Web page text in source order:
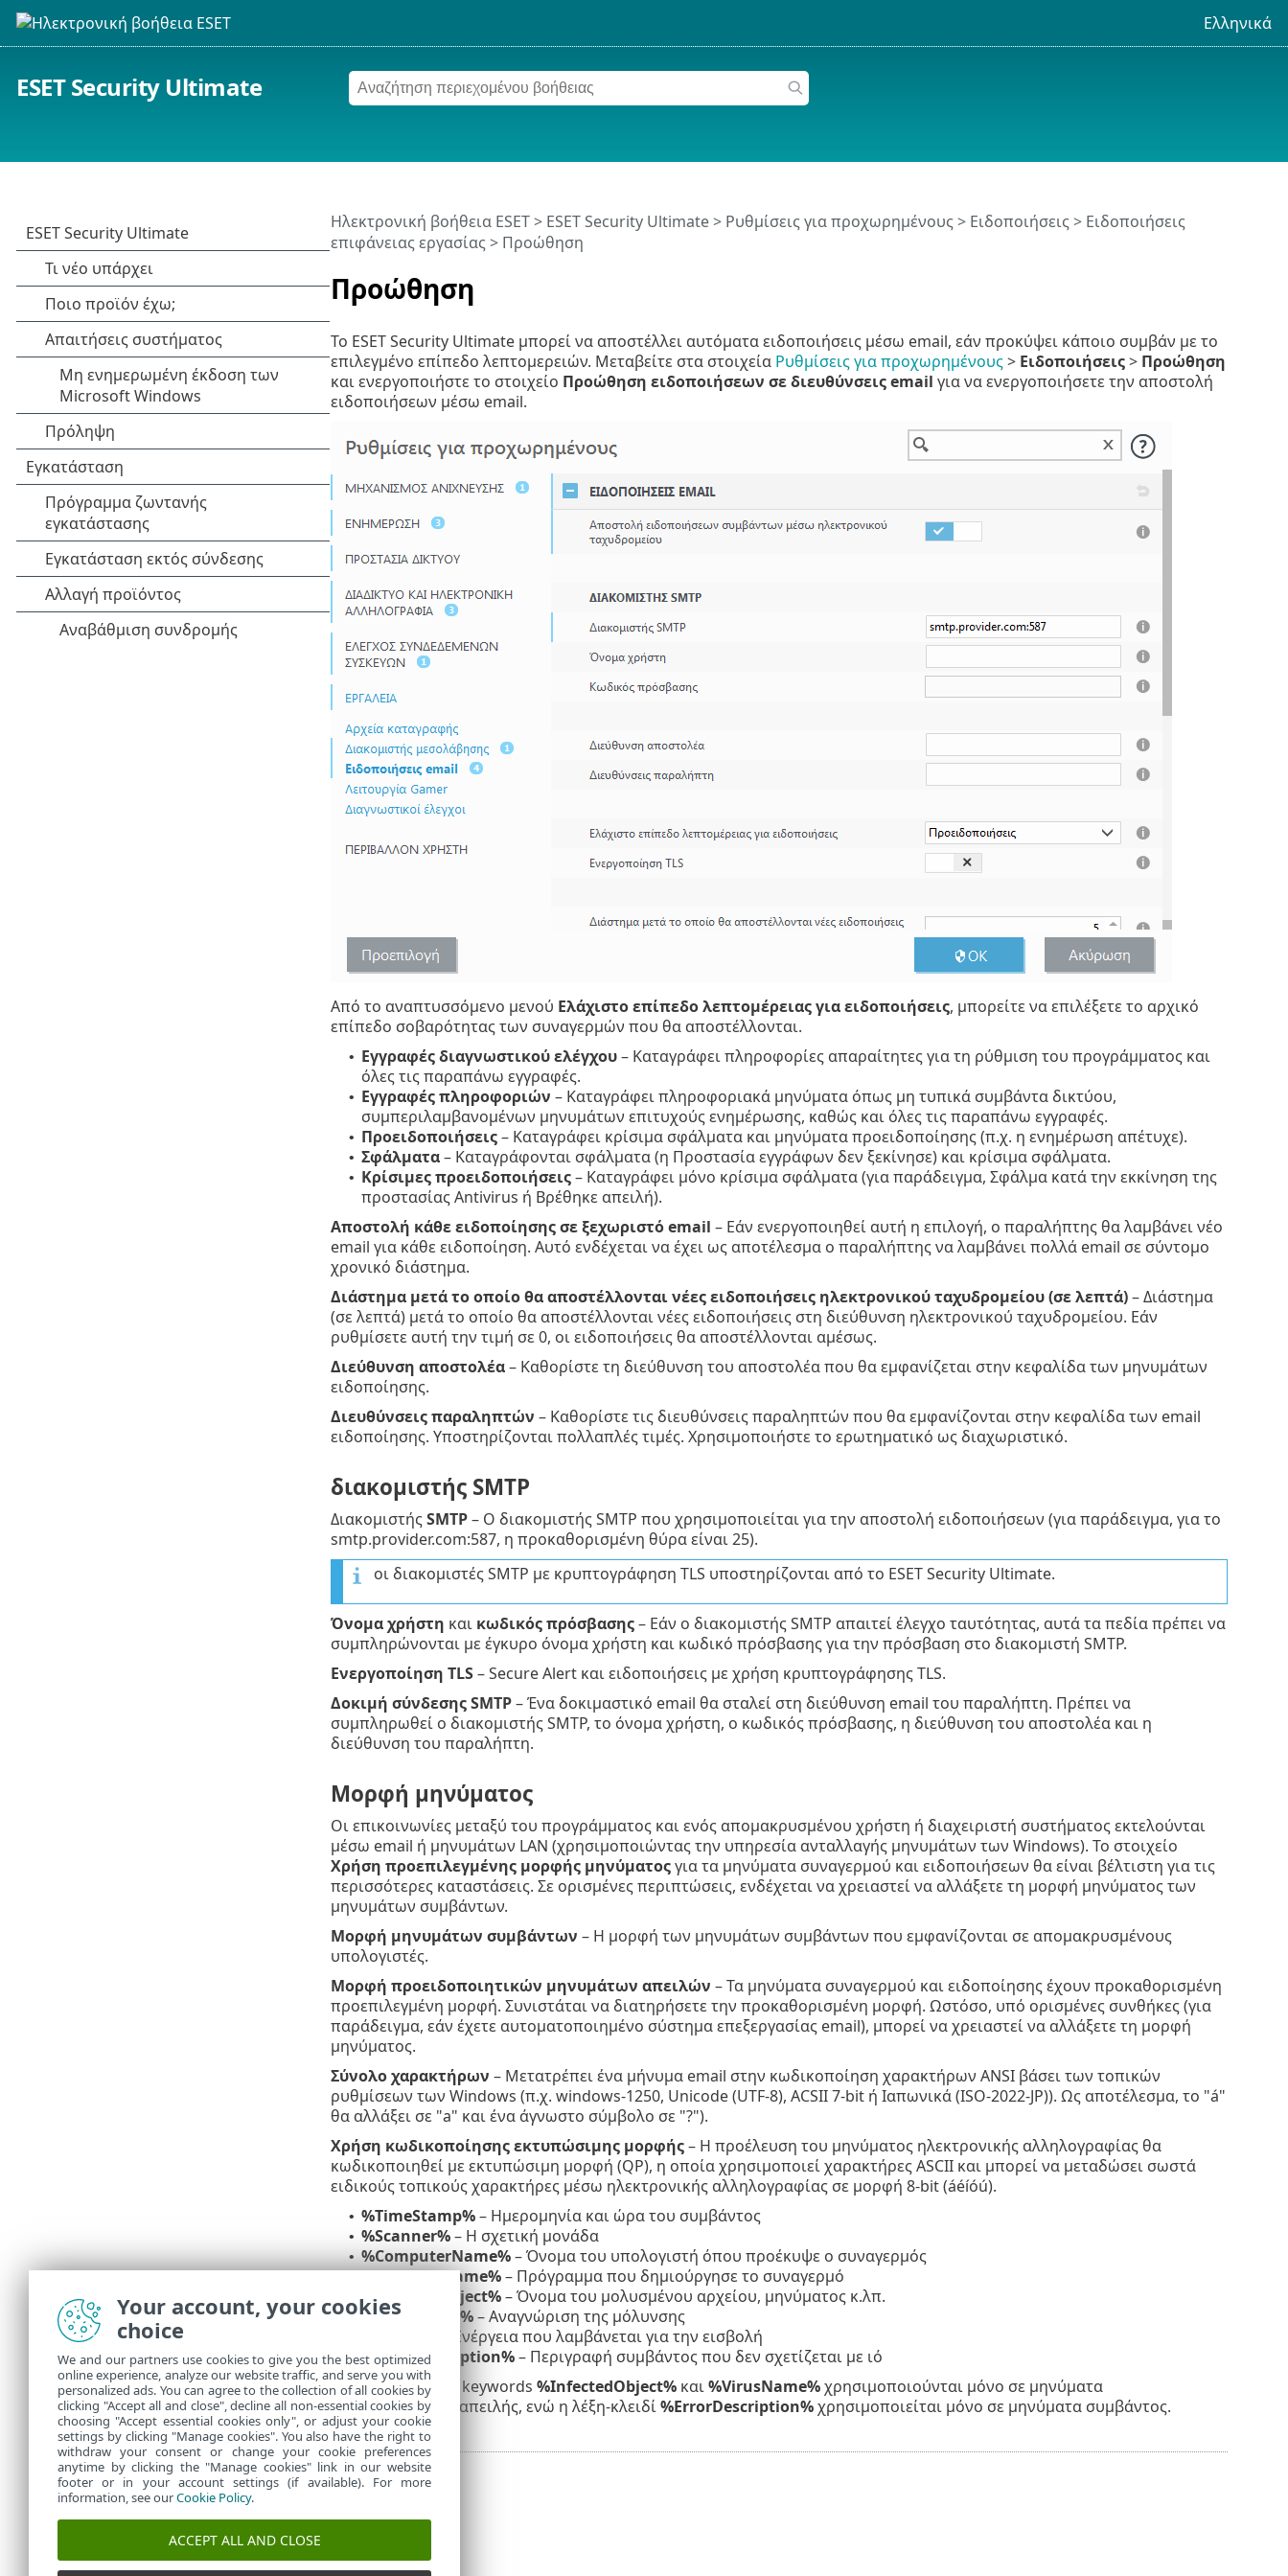
Ελληνικά
ESET Security Ultimate
Προώθηση
Ηλεκτρονική βοήθεια ESET> ESET Security Ultimate> Ρυθμίσεις για προχωρημένους> Ειδοποιήσεις> Ειδοποιήσεις
επιφάνειας εργασίας> Προώθηση
Το ESET Security Ultimate μπορεί να αποστέλλει αυτόματα ειδοποιήσεις μέσω email, εάν προκύψει κάποιο συμβάν με το
επιλεγμένο επίπεδο λεπτομερειών. Μεταβείτε στα στοιχεία Ρυθμίσεις για προχωρημένους> Ειδοποιήσεις> Προώθηση
και ενεργοποιήστε το στοιχείο Προώθηση ειδοποιήσεων σε διευθύνσεις email για να ενεργοποιήσετε την αποστολή
ειδοποιήσεων μέσω email.
Από το αναπτυσσόμενο μενού Ελάχιστο επίπεδο λεπτομέρειας για ειδοποιήσεις, μπορείτε να επιλέξετε το αρχικό
επίπεδο σοβαρότητας των συναγερμών που θα αποστέλλονται.
• Εγγραφές διαγνωστικού ελέγχου– Καταγράφει πληροφορίες απαραίτητες για τη ρύθμιση του προγράμματος και
όλες τις παραπάνω εγγραφές.
• Εγγραφές πληροφοριών – Καταγράφει πληροφοριακά μηνύματα όπως μη τυπικά συμβάντα δικτύου,
συμπεριλαμβανομένων μηνυμάτων επιτυχούς ενημέρωσης, καθώς και όλες τις παραπάνω εγγραφές.
• Προειδοποιήσεις– Καταγράφει κρίσιμα σφάλματα και μηνύματα προειδοποίησης (π.χ. η ενημέρωση απέτυχε).
• Σφάλματα– Καταγράφονται σφάλματα (η Προστασία εγγράφων δεν ξεκίνησε) και κρίσιμα σφάλματα.
• Κρίσιμες προειδοποιήσεις– Καταγράφει μόνο κρίσιμα σφάλματα (για παράδειγμα, Σφάλμα κατά την εκκίνηση της
προστασίας Antivirus ή Βρέθηκε απειλή).
Αποστολή κάθε ειδοποίησης σε ξεχωριστό email – Εάν ενεργοποιηθεί αυτή η επιλογή, ο παραλήπτης θα λαμβάνει νέο
email για κάθε ειδοποίηση. Αυτό ενδέχεται να έχει ως αποτέλεσμα ο παραλήπτης να λαμβάνει πολλά email σε σύντομο
χρονικό διάστημα.
Διάστημα μετά το οποίο θα αποστέλλονται νέες ειδοποιήσεις ηλεκτρονικού ταχυδρομείου (σε λεπτά)– Διάστημα
(σε λεπτά) μετά το οποίο θα αποστέλλονται νέες ειδοποιήσεις στη διεύθυνση ηλεκτρονικού ταχυδρομείου. Εάν
ρυθμίσετε αυτή την τιμή σε 0, οι ειδοποιήσεις θα αποστέλλονται αμέσως.
Διεύθυνση αποστολέα– Καθορίστε τη διεύθυνση του αποστολέα που θα εμφανίζεται στην κεφαλίδα των μηνυμάτων
ειδοποίησης.
Διευθύνσεις παραληπτών – Καθορίστε τις διευθύνσεις παραληπτών που θα εμφανίζονται στην κεφαλίδα των email
ειδοποίησης. Υποστηρίζονται πολλαπλές τιμές. Χρησιμοποιήστε το ερωτηματικό ως διαχωριστικό.
διακομιστής SMTP
ΔιακομιστήςSMTP– Ο διακομιστής SMTP που χρησιμοποιείται για την αποστολή ειδοποιήσεων (για παράδειγμα, για το
smtp.provider.com:587, η προκαθορισμένη θύρα είναι 25).
οι διακομιστές SMTP με κρυπτογράφηση TLS υποστηρίζονται από το ESET Security Ultimate.
Όνομα χρήστη και κωδικός πρόσβασης– Εάν ο διακομιστής SMTP απαιτεί έλεγχο ταυτότητας, αυτά τα πεδία πρέπει να
συμπληρώνονται με έγκυρο όνομα χρήστη και κωδικό πρόσβασης για την πρόσβαση στο διακομιστή SMTP.
Ενεργοποίηση TLS– Secure Alert και ειδοποιήσεις με χρήση κρυπτογράφησης TLS.
Δοκιμή σύνδεσης SMTP– Ένα δοκιμαστικό email θα σταλεί στη διεύθυνση email του παραλήπτη. Πρέπει να
συμπληρωθεί ο διακομιστής SMTP, το όνομα χρήστη, ο κωδικός πρόσβασης, η διεύθυνση του αποστολέα και η
διεύθυνση του παραλήπτη.
Μορφή μηνύματος
Οι επικοινωνίες μεταξύ του προγράμματος και ενός απομακρυσμένου χρήστη ή διαχειριστή συστήματος εκτελούνται
μέσω email ή μηνυμάτων LAN (χρησιμοποιώντας την υπηρεσία ανταλλαγής μηνυμάτων των Windows). Το στοιχείο
Χρήση προεπιλεγμένης μορφής μηνύματοςγια τα μηνύματα συναγερμού και ειδοποιήσεων θα είναι βέλτιστη για τις
περισσότερες καταστάσεις. Σε ορισμένες περιπτώσεις, ενδέχεται να χρειαστεί να αλλάξετε τη μορφή μηνύματος των
μηνυμάτων συμβάντων.
Μορφή μηνυμάτων συμβάντων – Η μορφή των μηνυμάτων συμβάντων που εμφανίζονται σε απομακρυσμένους
υπολογιστές.
Μορφή προειδοποιητικών μηνυμάτων απειλών – Τα μηνύματα συναγερμού και ειδοποίησης έχουν προκαθορισμένη
προεπιλεγμένη μορφή. Συνιστάται να διατηρήσετε την προκαθορισμένη μορφή. Ωστόσο, υπό ορισμένες συνθήκες (για
παράδειγμα, εάν έχετε αυτοματοποιημένο σύστημα επεξεργασίας email), μπορεί να χρειαστεί να αλλάξετε τη μορφή
μηνύματος.
Σύνολο χαρακτήρων – Μετατρέπει ένα μήνυμα email στην κωδικοποίηση χαρακτήρων ANSI βάσει των τοπικών
ρυθμίσεων των Windows (π.χ. windows-1250, Unicode (UTF-8), ACSII 7-bit ή Ιαπωνικά (ISO-2022-JP)). Ως αποτέλεσμα, το "á"
θα αλλάξει σε "a" και ένα άγνωστο σύμβολο σε "?").
Χρήση κωδικοποίησης εκτυπώσιμης μορφής– Η προέλευση του μηνύματος ηλεκτρονικής αλληλογραφίας θα
κωδικοποιηθεί με εκτυπώσιμη μορφή (QP), η οποία χρησιμοποιεί χαρακτήρες ASCII και μπορεί να μεταδώσει σωστά
ειδικούς τοπικούς χαρακτήρες μέσω ηλεκτρονικής αλληλογραφίας σε μορφή 8-bit (áéíóú).
• %TimeStamp%– Ημερομηνία και ώρα του συμβάντος
• %Scanner%– Η σχετική μονάδα
• %ComputerName%– Όνομα του υπολογιστή όπου προέκυψε ο συναγερμός
%ProgramName%– Πρόγραμμα που δημιούργησε το συναγερμό
%InfectedObject%– Όνομα του μολυσμένου αρχείου, μηνύματος κ.λπ.
• %VirusName%– Αναγνώριση της μόλυνσης
– Ενέργεια που λαμβάνεται για την εισβολή
• %ErrorDescription%– Περιγραφή συμβάντος που δεν σχετίζεται με ιό
Οι λέξεις-κλειδιά keywords %InfectedObject%και%VirusName%χρησιμοποιούνται μόνο σε μηνύματα
προειδοποίησης απειλής, ενώ η λέξη-κλειδί%ErrorDescription%χρησιμοποιείται μόνο σε μηνύματα συμβάντος.
Your account, your cookies
choice
We and our partners use cookies to give you the best optimized
online experience, analyze our website traffic, and serve you with
personalized ads. You can agree to the collection of all cookies by
clicking "Accept all and close", decline all non-essential cookies by
choosing "Accept essential cookies only", or adjust your cookie
settings by clicking "Manage cookies". You also have the right to
withdraw your consent or change your cookie preferences
anytime by clicking the "Manage cookies" link in our website
footer or in your account settings (if available). For more
information, see ourCookie Policy.
ACCEPT ALL AND CLOSE